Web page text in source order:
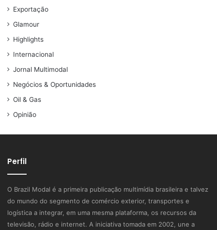
Exportação
Glamour
Highlights
Internacional
Jornal Multimodal
Negócios & Oportunidades
Oil & Gas
Opinião
Perfil
O Brazil Modal é a primeira publicação multimídia brasileira e talvez
do mundo do segmento de comércio exterior, transportes e
logística a integrar, em uma mesma plataforma, os recursos da
televisão, rádio e internet. A iniciativa tomada em 2002, une a